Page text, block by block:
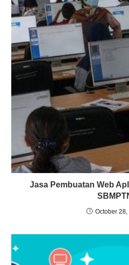
Jasa Pembuatan Web
October 28,